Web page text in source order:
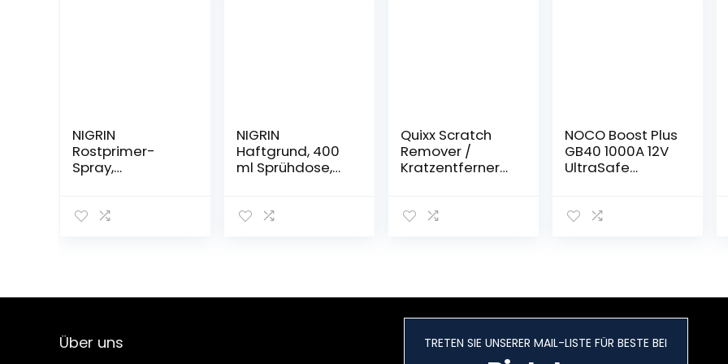
NIGRIN
Rostprimer-
Spray,
Langzeitschutz,
NIGRIN
Haftgrund, 400
ml Sprühdose,
Oberflächen vor
Quixx Scratch
Remover /
Kratzentferner
Tücher/4
NOCO Boost Plus
GB40 1000A 12V
UltraSafe
Batterie Booster,
Überbrückungsk
abel für bis zu
3,0L
Über uns TRETEN SIE UNSERER MAIL-LISTE FÜR BESTE BEI